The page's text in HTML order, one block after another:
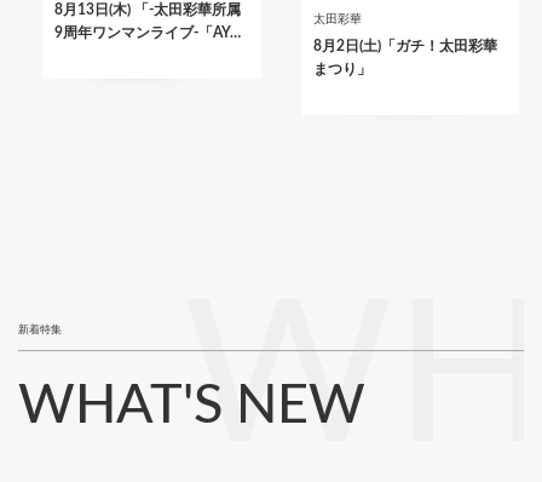
8月13日(木) 「-太田彩華所属
9周年ワンマンライブ-「AY…
太田彩華
8月2日(土)「ガチ！太田彩華
まつり」
新着特集
WHAT'S NEW